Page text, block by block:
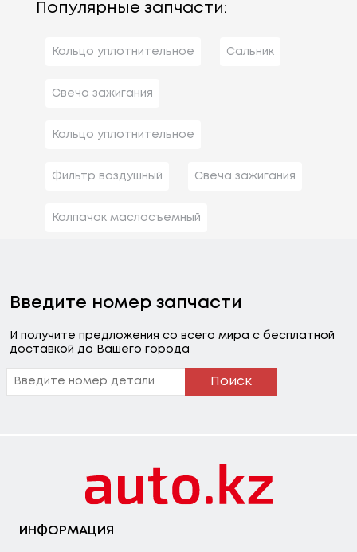
Популярные запчасти:
Кольцо уплотнительное Сальник
Свеча зажигания
Кольцо уплотнительное
Фильтр воздушный Свеча зажигания
Колпачок маслосъемный
Введите номер запчасти
И получите предложения со всего мира с бесплатной
доставкой до Вашего города
Поиск
ИНФОРМАЦИЯ